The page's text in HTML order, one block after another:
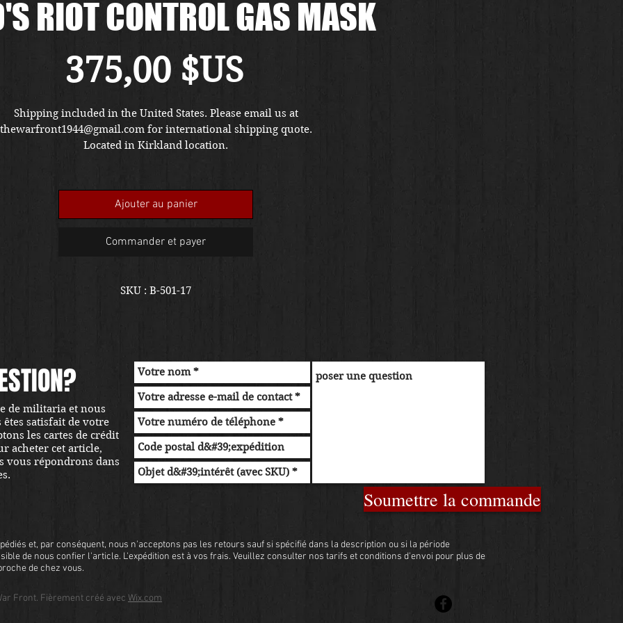
RIOT CONTROL GAS MASK
375,00 $USPrix
Shipping included in the United States. Please email us at
thewarfront1944@gmail.com for international shipping quote.
Located in Kirkland location.
Ajouter au panier
Commander et payer
SKU : B-501-17
de militaria et nous
satisfait de votre
les cartes de crédit
acheter cet article,
vous répondrons dans
Soumettre la commande
et, par conséquent, nous n'acceptons pas les retours sauf si spécifié dans la description ou si la période
de nous confier l'article. L'expédition est à vos frais. Veuillez consulter nos tarifs et conditions d'envoi pour plus de
de chez vous.
Front. Fièrement créé avec Wix.com